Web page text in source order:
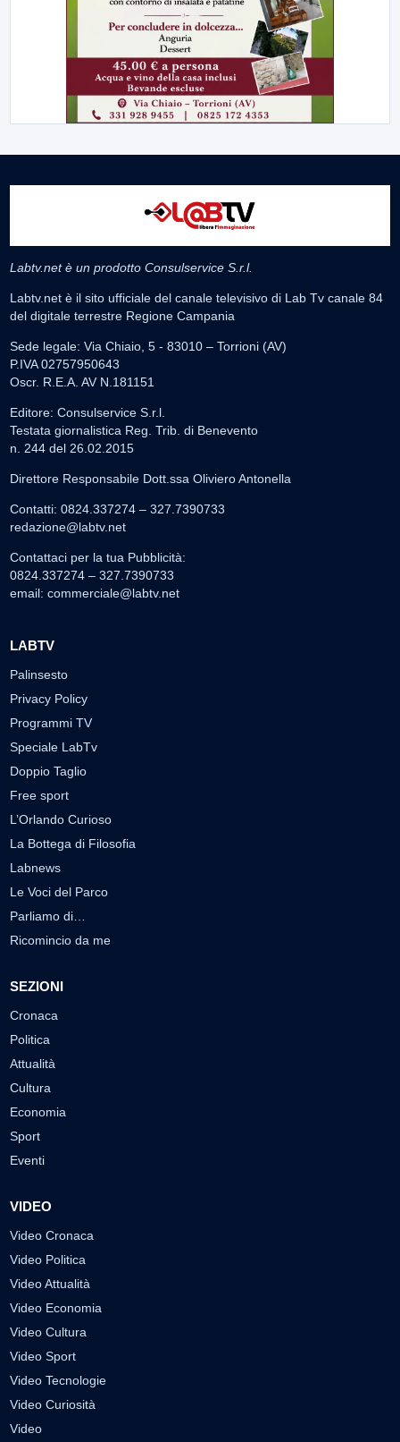
Labtv.net è un prodotto Consulservice S.r.l.
Labtv.net è il sito ufficiale del canale televisivo di Lab Tv canale 84
del digitale terrestre Regione Campania
Sede legale: Via Chiaio, 5 - 83010 – Torrioni (AV)
P.IVA 02757950643
Oscr. R.E.A. AV N.181151
Editore: Consulservice S.r.l.
Testata giornalistica Reg. Trib. di Benevento
n. 244 del 26.02.2015
Direttore Responsabile Dott.ssa Oliviero Antonella
Contatti: 0824.337274 – 327.7390733
redazione@labtv.net
Contattaci per la tua Pubblicità:
0824.337274 – 327.7390733
email: commerciale@labtv.net
LABTV
Palinsesto
Privacy Policy
Programmi TV
Speciale LabTv
Doppio Taglio
Free sport
L’Orlando Curioso
La Bottega di Filosofia
Labnews
Le Voci del Parco
Parliamo di…
Ricomincio da me
SEZIONI
Cronaca
Politica
Attualità
Cultura
Economia
Sport
Eventi
VIDEO
Video Cronaca
Video Politica
Video Attualità
Video Economia
Video Cultura
Video Sport
Video Tecnologie
Video Curiosità
Video